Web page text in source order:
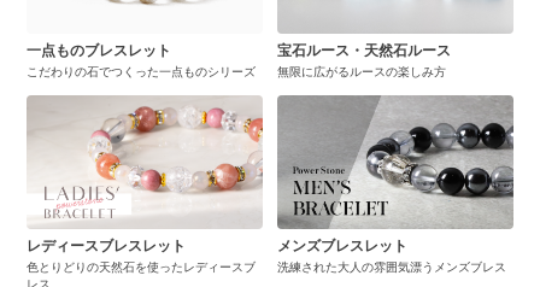
一点ものブレスレット
こだわりの石でつくった一点ものシリーズ
宝石ルース・天然石ルース
無限に広がるルースの楽しみ方
レディースブレスレット
色とりどりの天然石を使ったレディースブ
レス
メンズブレスレット
洗練された大人の雰囲気漂うメンズブレス